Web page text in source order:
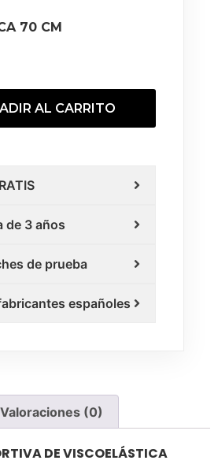
70 CM
AL CARRITO
de 3 años
de prueba
españoles
Valoraciones (0)
DE VISCOELÁSTICA